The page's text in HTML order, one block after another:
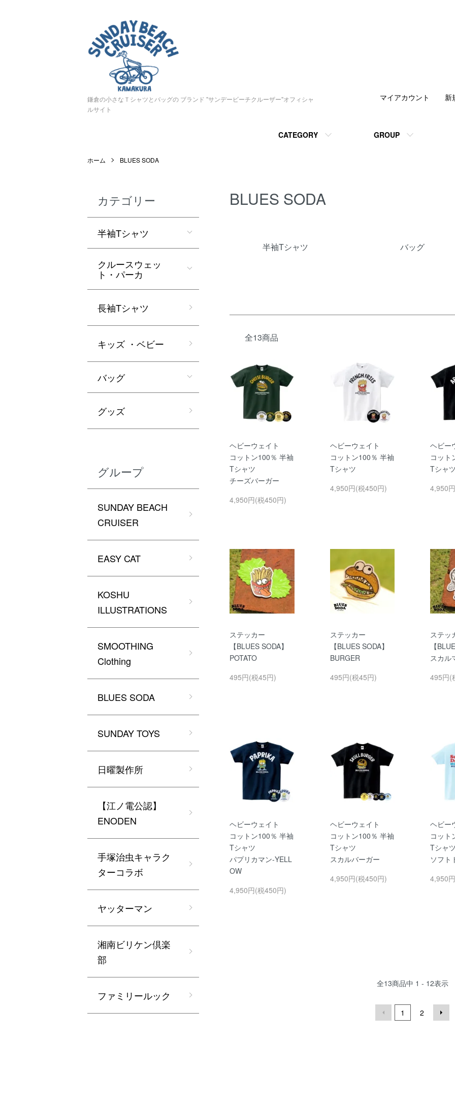
鎌倉の小さなＴシャツとバッグの ブランド "サンデービーチクルーザー"オフィシャ
ルサイト
CATEGORY GROUP
マイアカウント 新
ホーム BLUES SODA
BLUES SODA
半袖Tシャツ
バッグ
全13商品
ヘビーウェイト
コットン100％ 半袖
Tシャツ
チーズバーガー
4,950円(税450円)
ヘビーウェイト
コットン100％ 半袖
Tシャツ
4,950円(税450円)
ヘビー
コット
Tシャツ
4,950
ステッカー
【BLUES SODA】
POTATO
495円(税45円)
ステッカー
【BLUES SODA】
BURGER
495円(税45円)
ステッ
【
スカル
495円(
ヘビーウェイト
コットン100％ 半袖
Tシャツ
パプリカマン-YELL
OW
4,950円(税450円)
ヘビーウェイト
コットン100％ 半袖
Tシャツ
スカルバーガー
4,950円(税450円)
ヘビー
コット
Tシャツ
ソフト
4,950
全13商品中 1 - 12表示
1 2
カテゴリー
半袖Tシャツ
クルースウェッ
ト・パーカ
長袖Tシャツ
キッズ ・ベビー
バッグ
グッズ
グループ
SUNDAY BEACH
CRUISER
EASY CAT
KOSHU
ILLUSTRATIONS
SMOOTHING
Clothing
BLUES SODA
SUNDAY TOYS
日曜製作所
【江ノ電公認】
ENODEN
手塚治虫キャラク
ターコラボ
ヤッターマン
湘南ビリケン倶楽
部
ファミリールック